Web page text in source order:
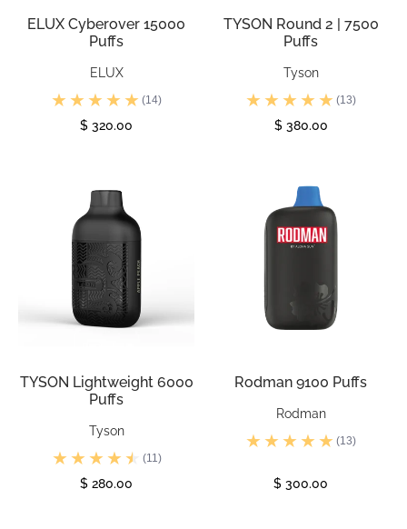
ELUX Cyberover 15000
Puffs
ELUX
(14)
$ 320.00
TYSON Round 2 | 7500
Puffs
Tyson
(13)
$ 380.00
TYSON Lightweight 6000
Puffs
Tyson
(11)
$ 280.00
Rodman 9100 Puffs
Rodman
(13)
$ 300.00